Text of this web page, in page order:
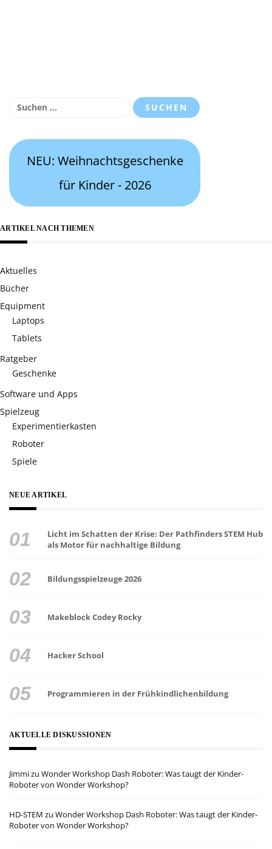
Suchen
NEU: Weihnachtsgeschenke
für Kinder - 2026
ARTIKEL NACH THEMEN
Aktuelles
Bücher
Equipment
Laptops
Tablets
Ratgeber
Geschenke
Software und Apps
Spielzeug
Experimentierkasten
Roboter
Spiele
NEUE ARTIKEL
Licht im Schatten der Krise: Der Pathfinders STEM Hub
als Motor für nachhaltige Bildung
Bildungsspielzeuge 2026
Makeblock Codey Rocky
Hacker School
Programmieren in der Frühkindlichenbildung
AKTUELLE DISKUSSIONEN
Jimmizu Wonder Workshop Dash Roboter: Was taugt der Kinder-
Roboter von Wonder Workshop?
HD-STEM zu Wonder Workshop Dash Roboter: Was taugt der Kinder-
Roboter von Wonder Workshop?